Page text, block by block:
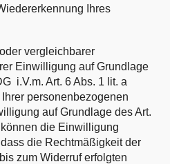
Ihres
vergleichbarer
Einwilligung auf Grundlage
i.V.m. Art. 6 Abs. 1 lit. a
personenbezogenen
auf Grundlage des Art.
die Einwilligung
die Rechtmäßigkeit der
zum Widerruf erfolgten